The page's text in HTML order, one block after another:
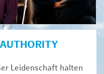
Leidenschaft halten